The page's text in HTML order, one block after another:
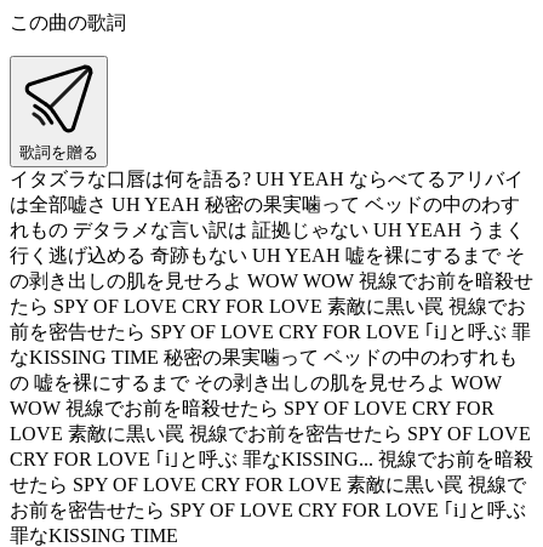
この曲の歌詞
歌詞を贈る
イタズラな口唇は何を語る? UH YEAH ならべてるアリバイ
は全部嘘さ UH YEAH 秘密の果実噛って ベッドの中のわす
れもの デタラメな言い訳は 証拠じゃない UH YEAH うまく
行く逃げ込める 奇跡もない UH YEAH 嘘を裸にするまで そ
の剥き出しの肌を見せろよ WOW WOW 視線でお前を暗殺せ
たら SPY OF LOVE CRY FOR LOVE 素敵に黒い罠 視線でお
前を密告せたら SPY OF LOVE CRY FOR LOVE ｢i｣と呼ぶ 罪
なKISSING TIME 秘密の果実噛って ベッドの中のわすれも
の 嘘を裸にするまで その剥き出しの肌を見せろよ WOW
WOW 視線でお前を暗殺せたら SPY OF LOVE CRY FOR
LOVE 素敵に黒い罠 視線でお前を密告せたら SPY OF LOVE
CRY FOR LOVE ｢i｣と呼ぶ 罪なKISSING... 視線でお前を暗殺
せたら SPY OF LOVE CRY FOR LOVE 素敵に黒い罠 視線で
お前を密告せたら SPY OF LOVE CRY FOR LOVE ｢i｣と呼ぶ
罪なKISSING TIME